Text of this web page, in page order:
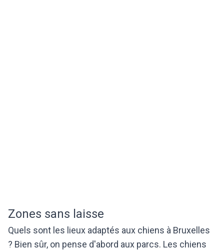
Zones sans laisse
Quels sont les lieux adaptés aux chiens à Bruxelles
? Bien sûr, on pense d'abord aux parcs. Les chiens